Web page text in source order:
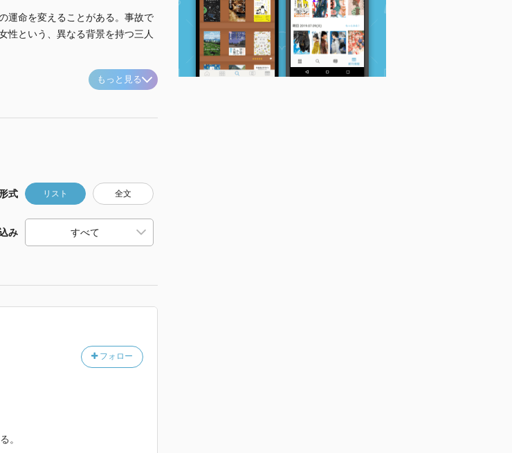
運命を変えることがある。事故で
性という、異なる背景を持つ三人
もっと見る
式 リスト 全文
み
フォロー
。